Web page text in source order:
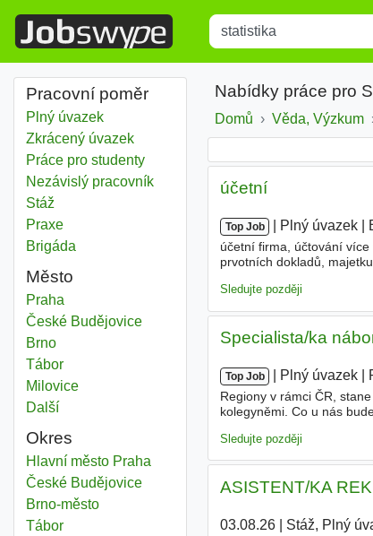
Title
Pracovní poměr
Plný úvazek
Zkrácený úvazek
Práce pro studenty
Nezávislý pracovník
Stáž
Praxe
Brigáda
Město
Statistika
Praha
Statistika
České Budějovice
Statistika
Brno
Statistika
Tábor
Statistika
Milovice
Dalšíměsta
Okres
Statistika
Hlavní město Praha
Statistika
České BudějoviceOkres
Statistika
Brno-městoOkres
Statistika
TáborOkres
Nabídky práce pro
Domů Věda, Výzkum
účetní
Top Job Plný úvazek
účetní firma, účtování
prvotních dokladů,
Sledujte později
Specialista/ka
Top Job Plný úvazek
Regiony v rámci ČR,
kolegyněmi. Co u nás
Sledujte později
ASISTENT/KA
03.08.26| Stáž, Plný